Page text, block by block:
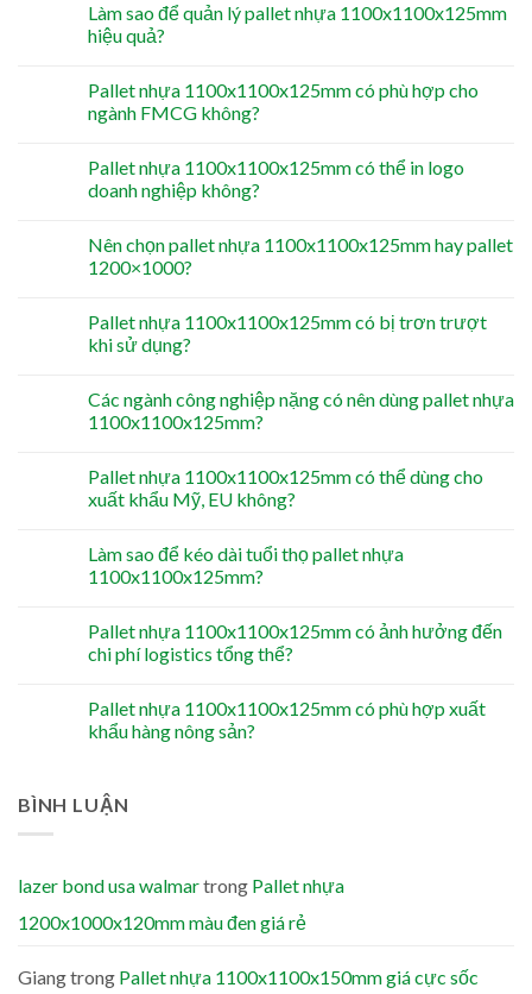
Làm sao để quản lý pallet nhựa 1100x1100x125mm
hiệu quả?
Pallet nhựa 1100x1100x125mm có phù hợp cho
ngành FMCG không?
Pallet nhựa 1100x1100x125mm có thể in logo
doanh nghiệp không?
Nên chọn pallet nhựa 1100x1100x125mm hay pallet
1200×1000?
Pallet nhựa 1100x1100x125mm có bị trơn trượt
khi sử dụng?
Các ngành công nghiệp nặng có nên dùng pallet nhựa
1100x1100x125mm?
Pallet nhựa 1100x1100x125mm có thể dùng cho
xuất khẩu Mỹ, EU không?
Làm sao để kéo dài tuổi thọ pallet nhựa
1100x1100x125mm?
Pallet nhựa 1100x1100x125mm có ảnh hưởng đến
chi phí logistics tổng thể?
Pallet nhựa 1100x1100x125mm có phù hợp xuất
khẩu hàng nông sản?
BÌNH LUẬN
lazer bond usa walmartrong Pallet nhựa
1200x1000x120mm màu đen giá rẻ
Giangtrong Pallet nhựa 1100x1100x150mm giá cực sốc